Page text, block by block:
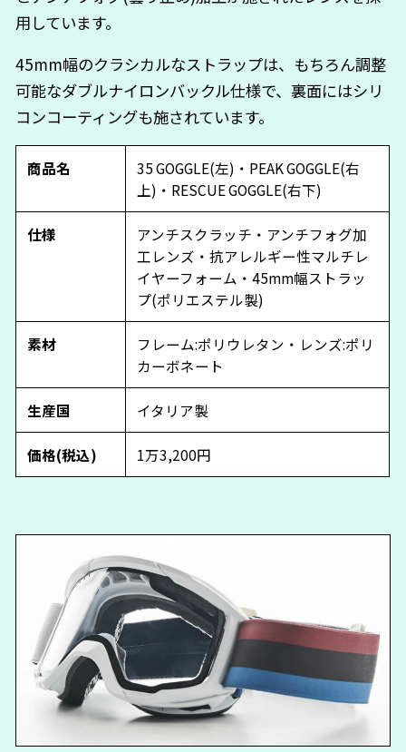
用しています。
45mm幅のクラシカルなストラップは、もちろん調整
可能なダブルナイロンバックル仕様で、裏面にはシリ
コンコーティングも施されています。
商品名
35 GOGGLE(左)・PEAK GOGGLE(右
上)・RESCUE GOGGLE(右下)
仕様
アンチスクラッチ・アンチフォグ加
工レンズ・抗アレルギー性マルチレ
イヤーフォーム・45mm幅ストラッ
プ(ポリエステル製)
素材
フレーム:ポリウレタン・レンズ:ポリ
カーボネート
生産国 イタリア製
価格(税込) 1万3,200円